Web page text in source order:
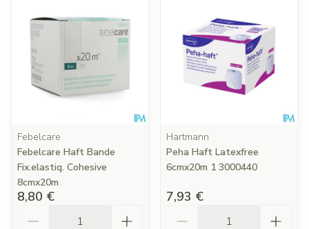
Febelcare
Febelcare Haft Bande
Fix.elastiq. Cohesive
8cmx20m
8,80 €
Hartmann
Peha Haft Latexfree
6cmx20m 1 3000440
7,93 €